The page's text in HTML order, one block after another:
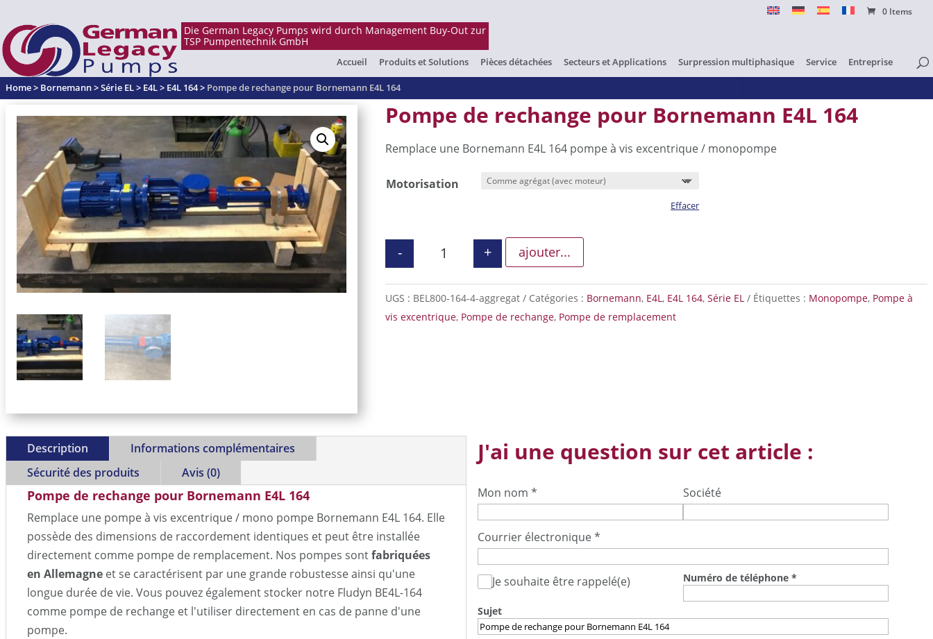
0 Items
Accueil Produits et Solutions Pièces détachées Secteurs et Applications Surpression multiphasique Service Entreprise
Home> Bornemann>Série EL> E4L> E4L 164> Pompe de rechange pour Bornemann E4L 164
Pompe de rechange pour Bornemann E4L 164
Remplace une Bornemann E4L 164 pompe à vis excentrique / monopompe
Motorisation
Effacer
quantité de Pompe de rechange pour Bornemann E4L 164
- + ajouter...
UGS : BEL800-164-4-aggregat Catégories : Bornemann, E4L , E4L 164,Série EL Étiquettes : Monopompe, Pompe à
vis excentrique, Pompe de rechange, Pompe de remplacement
Description
Informations complémentaires
Sécurité des produits
Avis (0)
Pompe de rechange pour Bornemann E4L 164
Remplace une pompe à vis excentrique / mono pompe Bornemann E4L 164. Elle
possède des dimensions de raccordement identiques et peut être installée
directement comme pompe de remplacement. Nos pompes sontfabriquées
en Allemagne et se caractérisent par une grande robustesse ainsi qu'une
longue durée de vie. Vous pouvez également stocker notre Fludyn BE4L-164
comme pompe de rechange et l'utiliser directement en cas de panne d'une
pompe.
J'ai une question sur cet article :
Mon nom * Société
Courrier électronique*
Je souhaite être rappelé(e) Numéro de téléphone *
Sujet